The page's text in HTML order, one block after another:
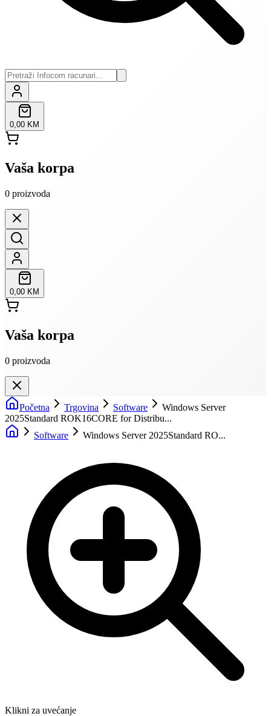
0,00 KM
Vaša korpa
0 proizvoda
0,00 KM
Vaša korpa
0 proizvoda
Početna Trgovina Software
Windows Server
2025Standard ROK16CORE for Distribu...
Software
Windows Server 2025Standard RO...
Klikni za uvećanje